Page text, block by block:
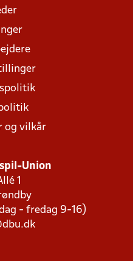
og vilkår
Union
1
- fredag 9-16)